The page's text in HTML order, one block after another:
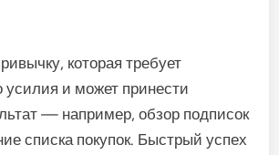
которая требует
усилия и может принести
— например, обзор подписок
списка покупок. Быстрый успех